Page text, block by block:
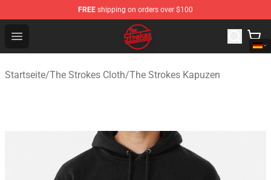
FREE shipping on orders over $100
Open menu
The Strokes Shop - Official The Strokes Merchandise
Startseite/The Strokes Cloth/The Strokes Kapuzen